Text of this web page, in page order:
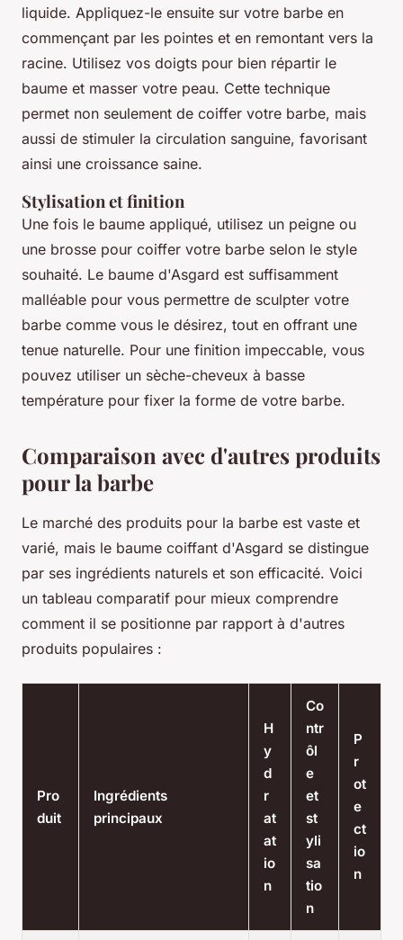
liquide. Appliquez-le ensuite sur votre barbe en
commençant par les pointes et en remontant vers la
racine. Utilisez vos doigts pour bien répartir le
baume et masser votre peau. Cette technique
permet non seulement de coiffer votre barbe, mais
aussi de stimuler la circulation sanguine, favorisant
ainsi une croissance saine.
Stylisation et finition
Une fois le baume appliqué, utilisez un peigne ou
une brosse pour coiffer votre barbe selon le style
souhaité. Le baume d'Asgard est suffisamment
malléable pour vous permettre de sculpter votre
barbe comme vous le désirez, tout en offrant une
tenue naturelle. Pour une finition impeccable, vous
pouvez utiliser un sèche-cheveux à basse
température pour fixer la forme de votre barbe.
Comparaison avec d'autres produits
pour la barbe
Le marché des produits pour la barbe est vaste et
varié, mais le baume coiffant d'Asgard se distingue
par ses ingrédients naturels et son efficacité. Voici
un tableau comparatif pour mieux comprendre
comment il se positionne par rapport à d'autres
produits populaires :
Pro
duit
Ingrédients
principaux
H
y
d
r
at
at
io
n
Co
ntr
ôl
e
et
st
yli
sa
tio
n
P
r
ot
e
ct
io
n